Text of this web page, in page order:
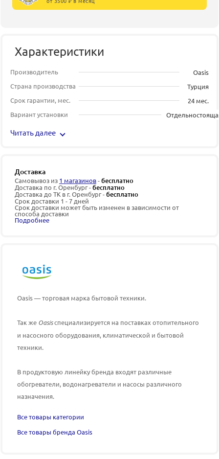
Характеристики
Производитель
Oasis
Страна производства
Турция
Срок гарантии, мес.
24 мес.
Вариант установки
Читать далее
Доставка
Самовывоз из 1 магазинов-бесплатно
Доставка по г. Оренбург -бесплатно
Доставка до ТК в г. Оренбург -бесплатно
Срок доставки 1 - 7 дней
Срок доставки может быть изменен в зависимости от
способа доставки
Подробнее
Oasis — торговая марка бытовой техники.
Так же Oasisспециализируется на поставках отопительного
и насосного оборудования, климатической и бытовой
техники.
В продуктовую линейку бренда входят различные
обогреватели, водонагреватели и насосы различного
назначения.
Все товары категории
Все товары бренда Oasis